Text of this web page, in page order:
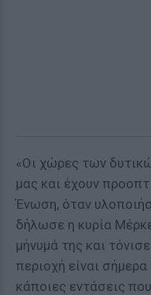
«Οι χώρες των
μας και έχουν
Ένωση, όταν
δήλωσε η κυρία
μήνυμά της και
περιοχή είναι
κάποιες εντάσεις